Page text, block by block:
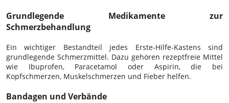
Grundlegende Medikamente zur
Schmerzbehandlung
Ein wichtiger Bestandteil jedes Erste-Hilfe-Kastens sind
grundlegende Schmerzmittel. Dazu gehören rezeptfreie Mittel
wie Ibuprofen, Paracetamol oder Aspirin, die bei
Kopfschmerzen, Muskelschmerzen und Fieber helfen.
Bandagen und Verbände